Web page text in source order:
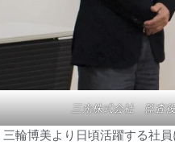
三光株式会社 監査
輪博美より日頃活躍する社